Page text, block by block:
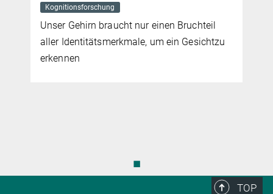
Kognitionsforschung
Unser Gehirn braucht nur einen Bruchteil
aller Identitätsmerkmale, um ein Gesichtzu
erkennen
◼
TOP